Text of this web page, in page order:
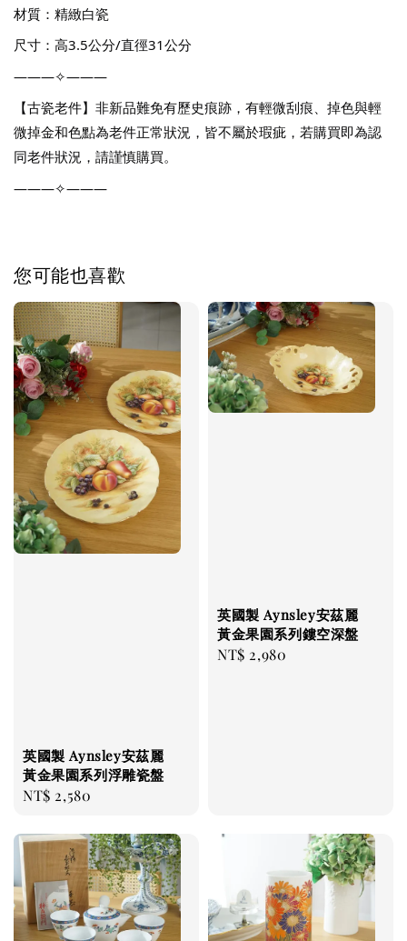
材質：精緻白瓷
尺寸：高3.5公分/直徑31公分
———✧———
【古瓷老件】非新品難免有歷史痕跡，有輕微刮痕、掉色與輕
微掉金和色點為老件正常狀況，皆不屬於瑕疵，若購買即為認
同老件狀況，請謹慎購買。
———✧———
您可能也喜歡
英國製 Aynsley安茲麗
黃金果園系列浮雕瓷盤
Regular
NT$ 2,580
英國製 Aynsley安茲麗
黃金果園系列鏤空深盤
Regular
NT$ 2,980